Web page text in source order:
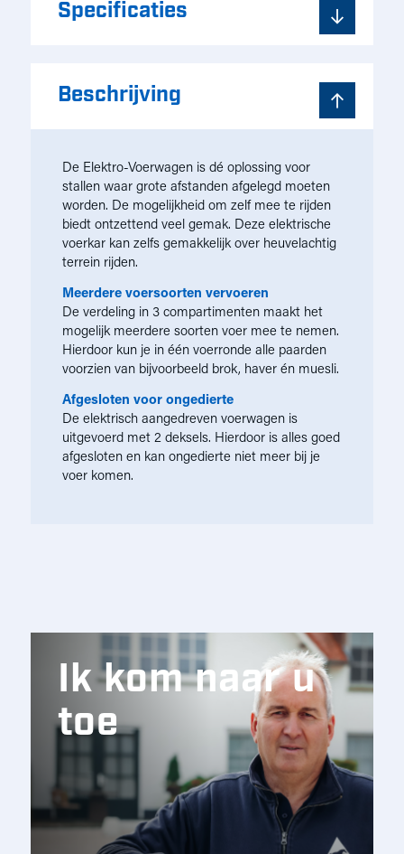
Specificaties
Beschrijving
De Elektro-Voerwagen is dé oplossing voor
stallen waar grote afstanden afgelegd moeten
worden. De mogelijkheid om zelf mee te rijden
biedt ontzettend veel gemak. Deze elektrische
voerkar kan zelfs gemakkelijk over heuvelachtig
terrein rijden.
Meerdere voersoorten vervoeren
De verdeling in 3 compartimenten maakt het
mogelijk meerdere soorten voer mee te nemen.
Hierdoor kun je in één voerronde alle paarden
voorzien van bijvoorbeeld brok, haver én muesli.
Afgesloten voor ongedierte
De elektrisch aangedreven voerwagen is
uitgevoerd met 2 deksels. Hierdoor is alles goed
afgesloten en kan ongedierte niet meer bij je
voer komen.
Ik kom naar u
toe